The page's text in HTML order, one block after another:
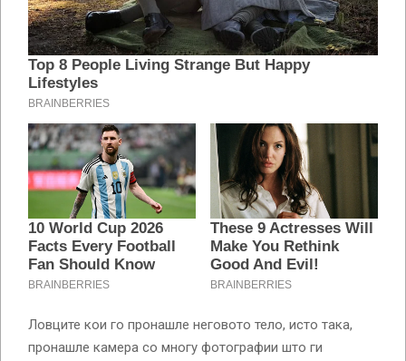
Ловците кои го пронашле неговото тело, исто така,
пронашле камера со многу фотографии што ги